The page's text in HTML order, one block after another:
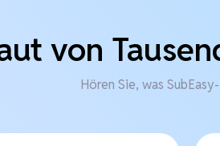
von
Hören Sie, was